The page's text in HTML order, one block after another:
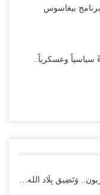
تحوله من معسكر
بين طارق والإصلاح
برنامج بيغاسوس
وعسكرياً..
وَتَضِيق بِلَاد الله…